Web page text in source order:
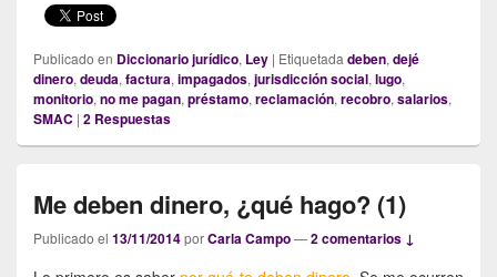
Publicado en Diccionario jurídico, Ley | Etiquetada deben, dejé
dinero, deuda, factura, impagados, jurisdicción social, lugo,
monitorio, no me pagan, préstamo, reclamación, recobro, salarios,
SMAC | 2 Respuestas
Me deben dinero, ¿qué hago? (1)
Publicado el 13/11/2014porCarla Campo—2 comentarios ↓